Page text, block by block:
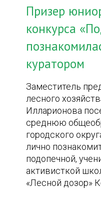
Призер
конкурса
куратором
Заместитель
лесного
Илларионова
среднюю
городского
лично
подопечной,
активисткой
«Лесной дозор»